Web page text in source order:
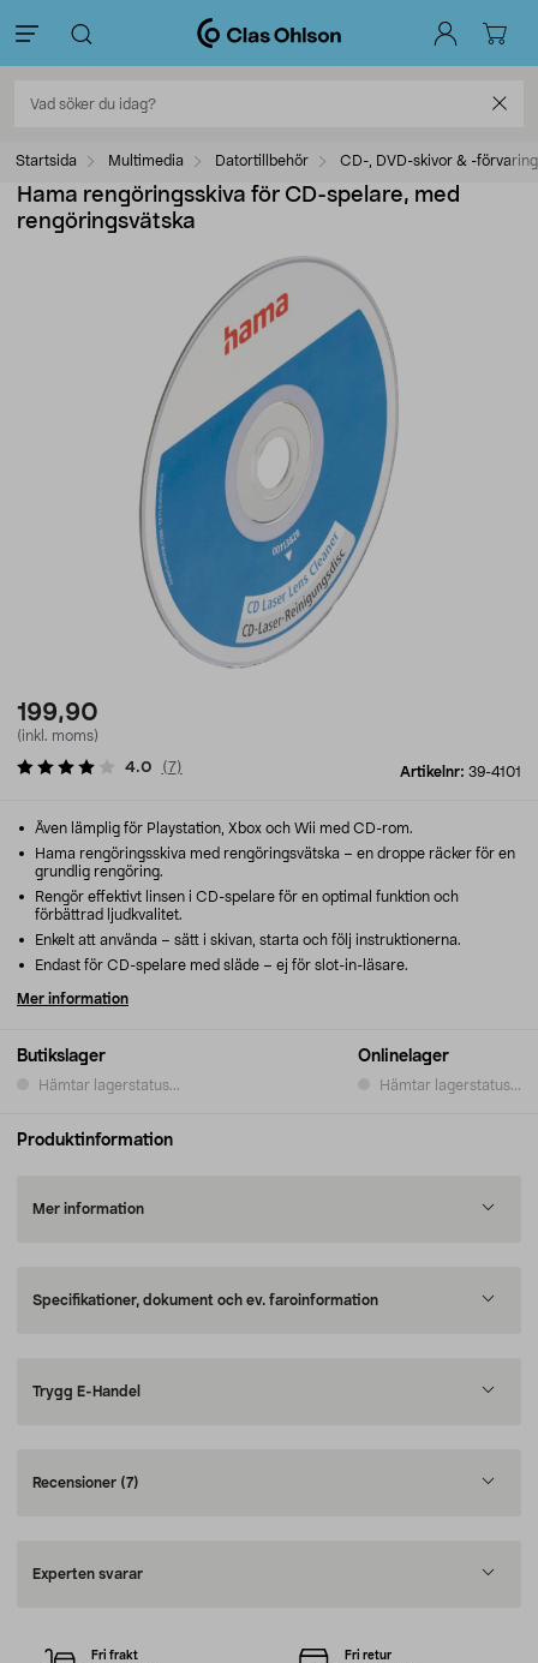
Startsida Multimedia Datortillbehör CD-, DVD-skivor & -förvaring
Hama rengöringsskiva för CD-spelare, med
rengöringsvätska
199,90
(inkl. moms)
Artikelnr: 39-4101
4.0 (7)
Butikslager
Hämtar lagerstatus...
Onlinelager
Hämtar lagerstatus...
Även lämplig för Playstation, Xbox och Wii med CD-rom.
Hama rengöringsskiva med rengöringsvätska – en droppe räcker för en
grundlig rengöring.
Rengör effektivt linsen i CD-spelare för en optimal funktion och
förbättrad ljudkvalitet.
Enkelt att använda – sätt i skivan, starta och följ instruktionerna.
Endast för CD-spelare med släde – ej för slot-in-läsare.
Mer information
Produktinformation
Mer information
Specifikationer, dokument och ev. faroinformation
Trygg E-Handel
Recensioner (7)
Experten svarar
Fri frakt Fri retur